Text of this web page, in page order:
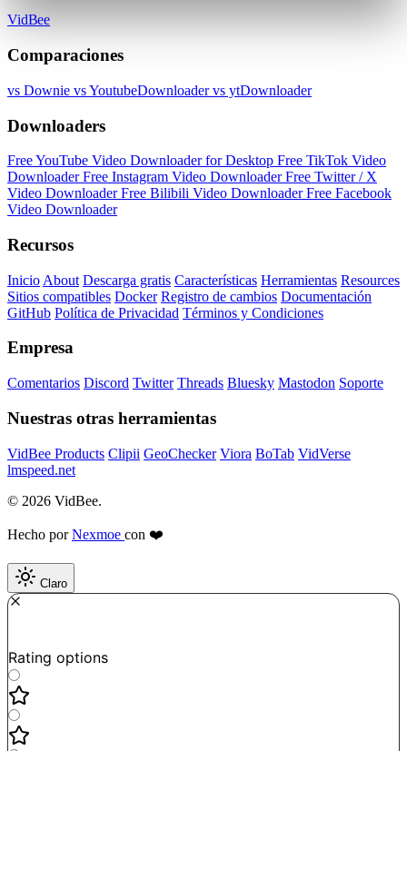
VidBee
Comparaciones
vs Downie vs YoutubeDownloadervs ytDownloader
Downloaders
Free YouTube Video Downloader for Desktop Free TikTok Video
DownloaderFree Instagram Video DownloaderFree Twitter / X
Video DownloaderFree Bilibili Video DownloaderFree Facebook
Video Downloader
Recursos
Inicio About Descarga gratis Características Herramientas Resources
Sitios compatibles Docker Registro de cambios Documentación
GitHub Política de Privacidad Términos y Condiciones
Empresa
Comentarios Discord Twitter Threads Bluesky Mastodon Soporte
Nuestras otras herramientas
VidBee Products Clipii GeoChecker Viora BoTab VidVerse
lmspeed.net
© 2026 VidBee.
Hecho porNexmoe con ❤️
Claro
Rating options